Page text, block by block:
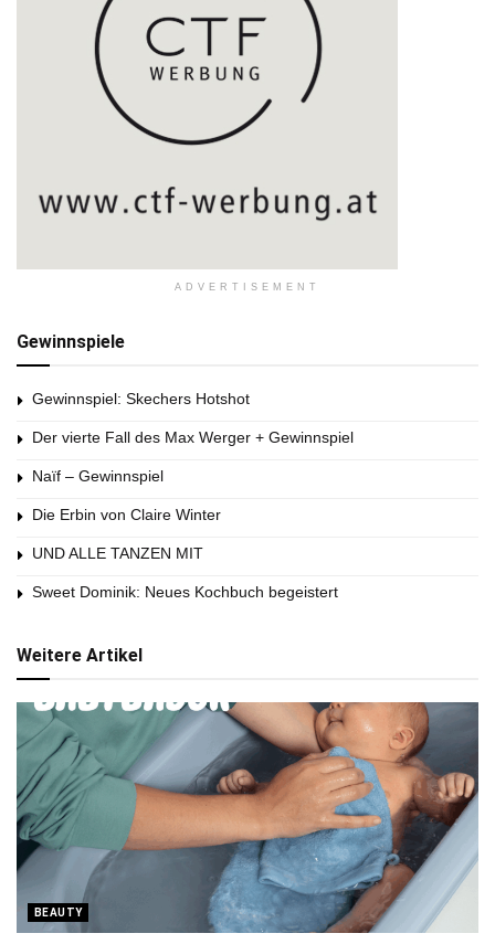
ADVERTISEMENT
Gewinnspiele
Gewinnspiel: Skechers Hotshot
Der vierte Fall des Max Werger + Gewinnspiel
Naïf – Gewinnspiel
Die Erbin von Claire Winter
UND ALLE TANZEN MIT
Sweet Dominik: Neues Kochbuch begeistert
Weitere Artikel
BEAUTY